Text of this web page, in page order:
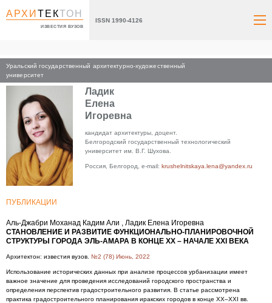
АРХИТЕКТОН
ИЗВЕСТИЯ ВУЗОВ
ISSN 1990-4126
Уральский государственный архитектурно-художественный
университет
Главная
Ладик
Елена
Игоревна
кандидат архитектуры, доцент.
Белгородский государственный технологический
университет им. В.Г. Шухова.
Россия, Белгород, e-mail: krushelnitskaya.lena@yandex.ru
ПУБЛИКАЦИИ
Аль-Джабри Моханад Кадим Али , Ладик Елена Игоревна
СТАНОВЛЕНИЕ И РАЗВИТИЕ ФУНКЦИОНАЛЬНО-ПЛАНИРОВОЧНОЙ
СТРУКТУРЫ ГОРОДА ЭЛЬ-АМАРА В КОНЦЕ XX – НАЧАЛЕ XXI ВЕКА
Архитектон: известия вузов. №2 (78) Июнь, 2022
Использование исторических данных при анализе процессов урбанизации имеет
важное значение для проведения исследований городского пространства и
определения перспектив градостроительного развития. В статье рассмотрена
практика градостроительного планирования иракских городов в конце XX–XXI вв.